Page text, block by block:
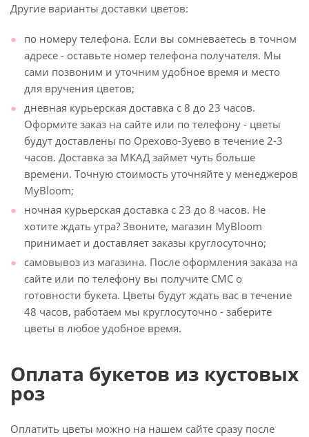
Другие варианты доставки цветов:
по номеру телефона. Если вы сомневаетесь в точном
адресе - оставьте номер телефона получателя. Мы
сами позвоним и уточним удобное время и место
для вручения цветов;
дневная курьерская доставка с 8 до 23 часов.
Оформите заказ на сайте или по телефону - цветы
будут доставлены по Орехово-Зуево в течение 2-3
часов. Доставка за МКАД займет чуть больше
времени. Точную стоимость уточняйте у менеджеров
MyBloom;
ночная курьерская доставка с 23 до 8 часов. Не
хотите ждать утра? Звоните, магазин MyBloom
принимает и доставляет заказы круглосуточно;
самовывоз из магазина. После оформления заказа на
сайте или по телефону вы получите СМС о
готовности букета. Цветы будут ждать вас в течение
48 часов, работаем мы круглосуточно - заберите
цветы в любое удобное время.
Оплата букетов из кустовых
роз
Оплатить цветы можно на нашем сайте сразу после